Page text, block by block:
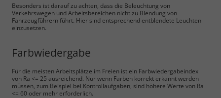
Besonders ist darauf zu achten, dass die Beleuchtung von
Verkehrswegen und Arbeitsbereichen nicht zu Blendung von
Fahrzeugführern führt. Hier sind entsprechend entblendete Leuchten
einzusetzen.
Farbwiedergabe
Für die meisten Arbeitsplätze im Freien ist ein Farbwiedergabeindex
von Ra <= 25 ausreichend. Nur wenn Farben korrekt erkannt werden
müssen, zum Beispiel bei Kontrollaufgaben, sind höhere Werte von Ra
<= 60 oder mehr erforderlich.